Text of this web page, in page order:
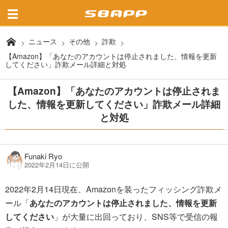
ニュース その他
詐欺
【Amazon】「あなたのアカウントは停止されました、情報を更新
してください」詐欺メール詳細と対処
【Amazon】「あなたのアカウントは停止されま
した、情報を更新してください」詐欺メール詳細
と対処
Funaki Ryo
2022年2月14日に公開
2022年2月14日現在、Amazonを装ったフィッシング詐欺メ
ール「あなたのアカウントは停止されました、情報を更新
してください 」が大量に出回っており、SNS等で受信の報